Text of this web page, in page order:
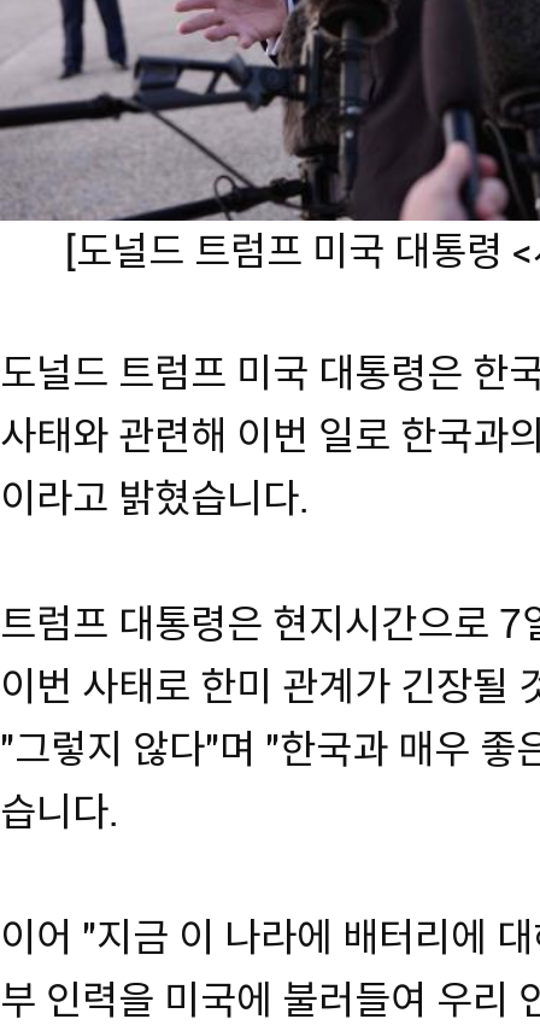
[도널드 트럼프 미국 대통령
도널드 트럼프 미국 대통령은 한
사태와 관련해 이번 일로 한국과
이라고 밝혔습니다.
트럼프 대통령은 현지시간으로
이번 사태로 한미 관계가 긴장될
"그렇지 않다"며 "한국과 매우 좋
습니다.
이어 "지금 이 나라에 배터리에
부 인력을 미국에 불러들여 우리